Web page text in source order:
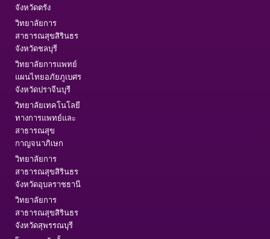
จังหวัดตรัง
วิทยาลัยการ
สาธารณสุขสิรินธร
จังหวัดชลบุรี
วิทยาลัยการแพทย์
แผนไทยอภัยภูเบศร
จังหวัดปราจีนบุรี
วิทยาลัยเทคโนโลยี
ทางการแพทย์และ
สาธารณสุข
กาญจนาภิเษก
วิทยาลัยการ
สาธารณสุขสิรินธร
จังหวัดอุบลราชธานี
วิทยาลัยการ
สาธารณสุขสิรินธร
จังหวัดสุพรรณบุรี